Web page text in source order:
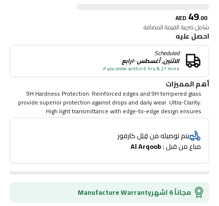
AED 49.00
شامل ضريبة القيمة المضافة
احصل عليه
Scheduled
الاثنين, أغسطس ١٠رابع
if you order within 6 hrs & 21 mins
أهم المميزات
9H Hardness Protection: Reinforced edges and 9H tempered glass
provide superior protection against drops and daily wear. Ultra-Clarity:
High light transmittance with edge-to-edge design ensures
undistorted colors and glare-free viewing. Dust-Resistant Design:
Built-in dust filter for the speaker keeps out debris without affecting
sound quality. Seamless Fit: Auto-adsorption adhesive offers secure,
bubble-free installation
يتم توصيله من قِبَل كارفور
مباع من قبل : Al Arqoob
مجاناً 6 اشهر Manufacture Warranty